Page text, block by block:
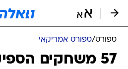
ספורט/ספורט אמריקאי
57 משחקים